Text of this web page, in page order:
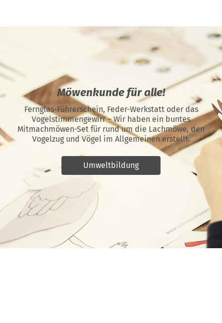
Möwenkunde für alle!
Fernglas-Führerschein, Feder-Werkstatt oder das
Vogelstimmengewirr – Wir haben ein buntes
Mitmachmöwen-Set für rund um die Lachmöwe, den
Vogelzug und Vögel im Allgemeinen erstellt.
Umweltbildung